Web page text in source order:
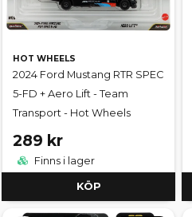
HOT WHEELS
2024 Ford Mustang RTR SPEC
5-FD + Aero Lift - Team
Transport - Hot Wheels
289 kr
Finns i lager
KÖP